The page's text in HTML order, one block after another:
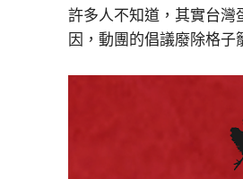
許多人不知道，其實台灣
因，動團的倡議廢除格